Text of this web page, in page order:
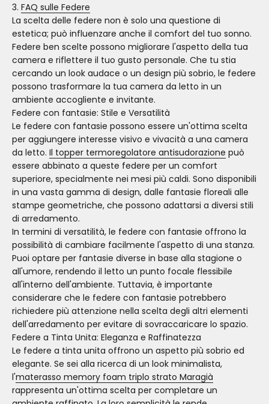
FAQ sulle Federe
La scelta delle federe non è solo una questione di
estetica; può influenzare anche il comfort del tuo sonno.
Federe ben scelte possono migliorare l'aspetto della tua
camera e riflettere il tuo gusto personale. Che tu stia
cercando un look audace o un design più sobrio, le federe
possono trasformare la tua camera da letto in un
ambiente accogliente e invitante.
Federe con fantasie: Stile e Versatilità
Le federe con fantasie possono essere un'ottima scelta
per aggiungere interesse visivo e vivacità a una camera
da letto. Il topper termoregolatore antisudorazione può
essere abbinato a queste federe per un comfort
superiore, specialmente nei mesi più caldi. Sono disponibili
in una vasta gamma di design, dalle fantasie floreali alle
stampe geometriche, che possono adattarsi a diversi stili
di arredamento.
In termini di versatilità, le federe con fantasie offrono la
possibilità di cambiare facilmente l'aspetto di una stanza.
Puoi optare per fantasie diverse in base alla stagione o
all'umore, rendendo il letto un punto focale flessibile
all'interno dell'ambiente. Tuttavia, è importante
considerare che le federe con fantasie potrebbero
richiedere più attenzione nella scelta degli altri elementi
dell'arredamento per evitare di sovraccaricare lo spazio.
Federe a Tinta Unita: Eleganza e Raffinatezza
Le federe a tinta unita offrono un aspetto più sobrio ed
elegante. Se sei alla ricerca di un look minimalista,
l'materasso memory foam triplo strato Maragià
rappresenta un'ottima scelta per completare un